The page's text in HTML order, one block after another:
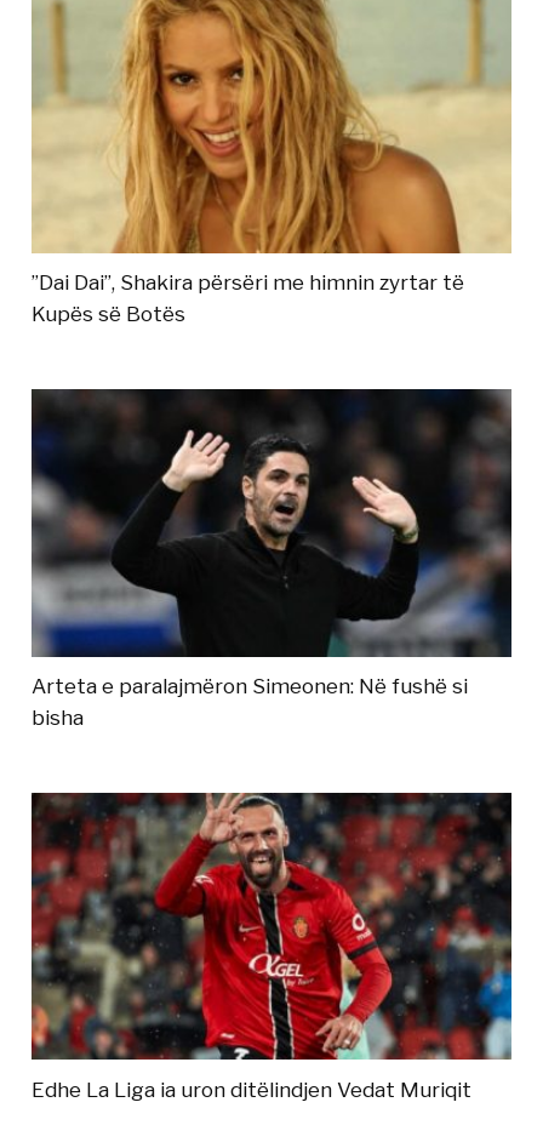
”Dai Dai”, Shakira përsëri me himnin zyrtar të
Kupës së Botës
Arteta e paralajmëron Simeonen: Në fushë si
bisha
Edhe La Liga ia uron ditëlindjen Vedat Muriqit